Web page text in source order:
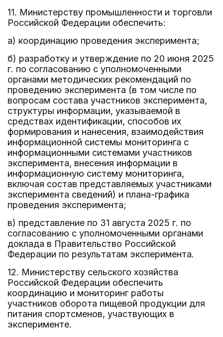
11. Министерству промышленности и торговли
Российской Федерации обеспечить:
а) координацию проведения эксперимента;
б) разработку и утверждение по 20 июня 2025
г. по согласованию с уполномоченными
органами методических рекомендаций по
проведению эксперимента (в том числе по
вопросам состава участников эксперимента,
структуры информации, указываемой в
средствах идентификации, способов их
формирования и нанесения, взаимодействия
информационной системы мониторинга с
информационными системами участников
эксперимента, внесения информации в
информационную систему мониторинга,
включая состав представляемых участниками
эксперимента сведений) и плана-графика
проведения эксперимента;
в) представление по 31 августа 2025 г. по
согласованию с уполномоченными органами
доклада в Правительство Российской
Федерации по результатам эксперимента.
12. Министерству сельского хозяйства
Российской Федерации обеспечить
координацию и мониторинг работы
участников оборота пищевой продукции для
питания спортсменов, участвующих в
эксперименте.